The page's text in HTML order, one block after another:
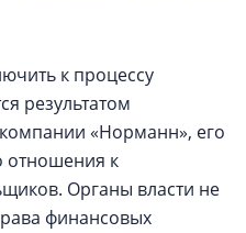
к процессу
результатом
«Норманн», его
отношения к
Органы власти не
финансовых